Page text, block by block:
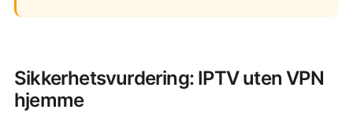
Sikkerhetsvurdering: IPTV uten VPN
hjemme